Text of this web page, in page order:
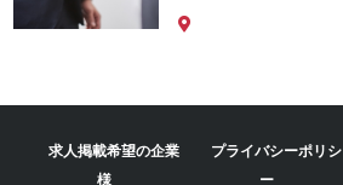
求人掲載希望の企業
様
プライバシーポリシ
ー